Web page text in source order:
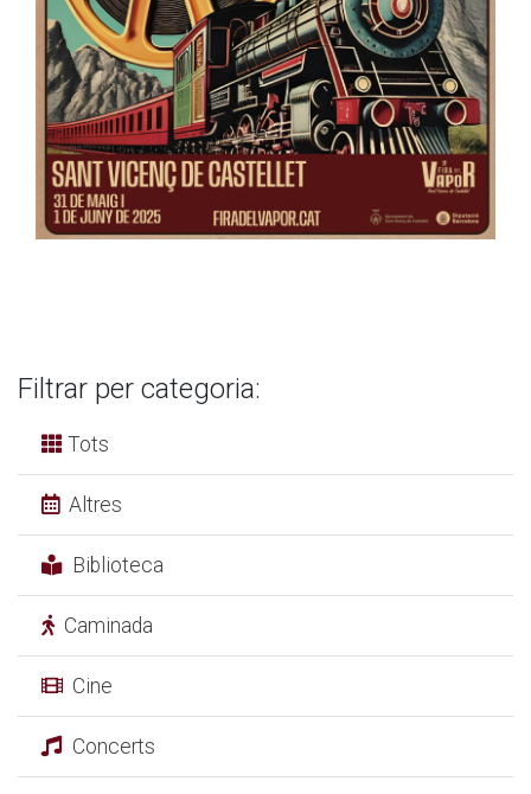
Filtrar per categoria:
Tots
Altres
Biblioteca
Caminada
Cine
Concerts